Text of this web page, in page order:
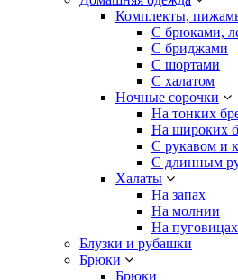
Комплекты,
С брюками,
С бриджами
С шортами
С халатом
Ночные сорочки
На тонких
На широких
С рукавом и
С длинным
Халаты
На запах
На молнии
На пуговицах
Блузки и рубашки
Брюки
Брюки